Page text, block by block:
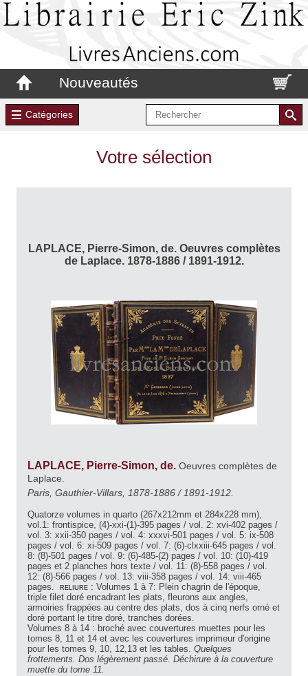
Nouveautés
Catégories
Votre sélection
LAPLACE, Pierre-Simon, de. Oeuvres complètes
de Laplace. 1878-1886 / 1891-1912.
LAPLACE, Pierre-Simon, de. Oeuvres complètes de
Laplace.
Paris, Gauthier-Villars, 1878-1886 / 1891-1912.
Quatorze volumes in quarto (267x212mm et 284x228 mm),
vol.1: frontispice, (4)-xxi-(1)-395 pages / vol. 2: xvi-402 pages /
vol. 3: xxii-350 pages / vol. 4: xxxvi-501 pages / vol. 5: ix-508
pages / vol. 6: xi-509 pages / vol. 7: (6)-clxxiii-645 pages / vol.
8: (8)-501 pages / vol. 9: (6)-485-(2) pages / vol. 10: (10)-419
pages et 2 planches hors texte / vol. 11: (8)-558 pages / vol.
12: (8)-566 pages / vol. 13: viii-358 pages / vol. 14: viii-465
pages. reliure : Volumes 1 à 7: Plein chagrin de l'époque,
triple filet doré encadrant les plats, fleurons aux angles,
armoiries frappées au centre des plats, dos à cinq nerfs orné et
doré portant le titre doré, tranches dorées.
Volumes 8 à 14 : broché avec couvertures muettes pour les
tomes 8, 11 et 14 et avec les couvertures imprimeur d'origine
pour les tomes 9, 10, 12,13 et les tables. Quelques
frottements. Dos légèrement passé. Déchirure à la couverture
muette du tome 11.